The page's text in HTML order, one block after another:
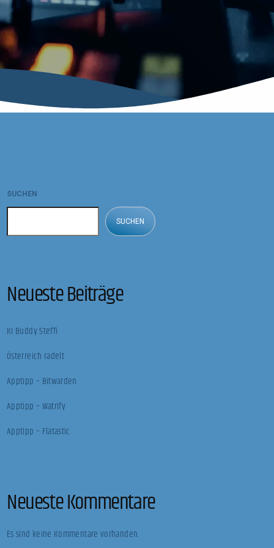
SUCHEN
SUCHEN
Neueste Beiträge
KI Buddy Steffi
Österreich radelt
Apptipp – Bitwarden
Apptipp – Watrify
Apptipp – Flatastic
Neueste Kommentare
Es sind keine Kommentare vorhanden.